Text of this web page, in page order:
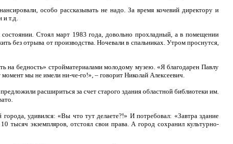
особо рассказывать не надо. За время кочевий директору и
и т.д.
Стоял март 1983 года, довольно прохладный, а в помещении
без отрыва от производства. Ночевали в спальниках. Утром проснутся,
на бедность» стройматериалами молодому музею. «Я благодарен Павлу
мы не имели ни-че-го!», – говорит Николай Алексеевич.
расшириться за счет старого здания областной библиотеки им.
удивился: «Вы что тут делаете?!» И потребовал: «Завтра здание
тысяч экземпляров, отстоял свои права. А город сохранил культурно-